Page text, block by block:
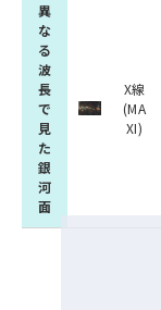
異
な
る
波
長
で
見
た
銀
河
面
X線
(MA
XI)